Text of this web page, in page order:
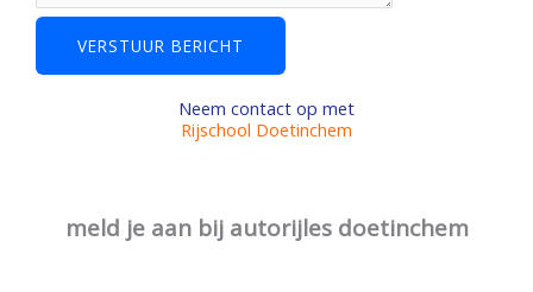
VERSTUUR BERICHT
Neem contact op met
Rijschool Doetinchem
meld je aan bij autorijles doetinchem